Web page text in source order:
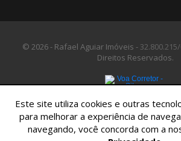
© 2026 - Rafael Aguiar Imóveis -
Direitos Reservados.
Este site utiliza cookies e outras
para melhorar a experiência de
navegando, você concorda com a